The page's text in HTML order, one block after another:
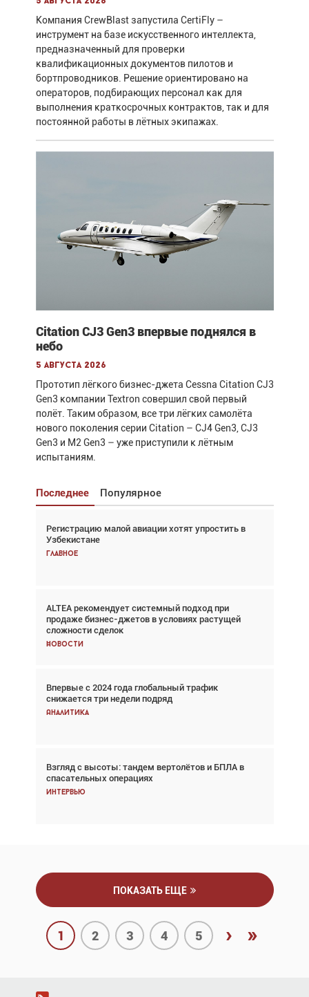
Компания CrewBlast запустила CertiFly –
инструмент на базе искусственного интеллекта,
предназначенный для проверки
квалификационных документов пилотов и
бортпроводников. Решение ориентировано на
операторов, подбирающих персонал как для
выполнения краткосрочных контрактов, так и для
постоянной работы в лётных экипажах.
Citation CJ3 Gen3 впервые поднялся в
небо
5 августа 2026
Прототип лёгкого бизнес-джета Cessna Citation CJ3
Gen3 компании Textron совершил свой первый
полёт. Таким образом, все три лёгких самолёта
нового поколения серии Citation – CJ4 Gen3, CJ3
Gen3 и M2 Gen3 – уже приступили к лётным
испытаниям.
Последнее Популярное
Регистрацию малой авиации хотят упростить в
Узбекистане
Главное
ALTEA рекомендует системный подход при
продаже бизнес-джетов в условиях растущей
сложности сделок
Новости
Впервые с 2024 года глобальный трафик
снижается три недели подряд
Аналитика
Взгляд с высоты: тандем вертолётов и БПЛА в
спасательных операциях
Интервью
Взгляд с высоты: тандем вертолётов и БПЛА в
спасательных операциях
Главное
Авиационный фотограф Дэйв Кох: «Фотография
говорит сама за себя... а ИИ всё портит»
Новости
Впервые с 2024 года глобальный трафик
снижается три недели подряд
Аналитика
Частный самолёт – это актив. Подходите к
покупке соответствующим образом
Интервью
ПОКАЗАТЬ ЕЩЕ
1 2 3 4 5 › »